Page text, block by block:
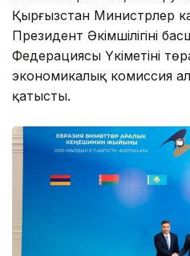
Қырғызстан Министрлер
Президент Әкімшілігінің
Федерациясы Үкіметінің
экономикалық комиссия
қатысты.